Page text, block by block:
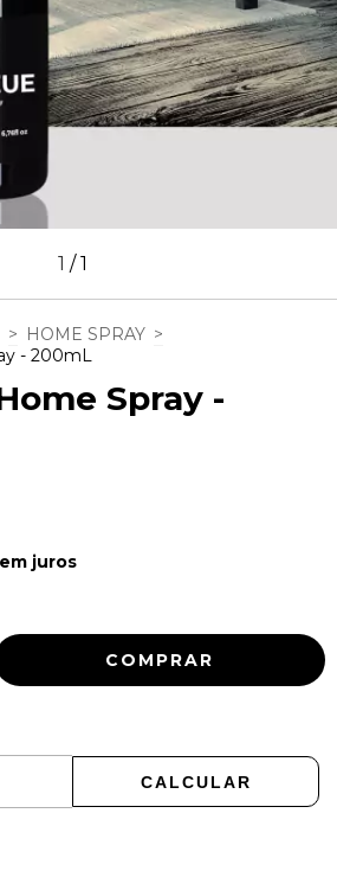
1 /1
> HOME SPRAY >
- 200mL
Spray -
juros
CALCULAR